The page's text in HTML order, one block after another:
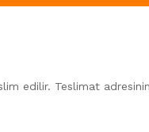
edilir. Teslimat